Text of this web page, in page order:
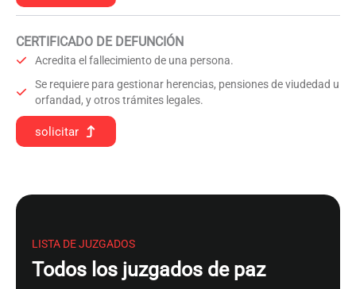
CERTIFICADO DE DEFUNCIÓN
Acredita el fallecimiento de una persona.
Se requiere para gestionar herencias, pensiones de viudedad u
orfandad, y otros trámites legales.
solicitar
LISTA DE JUZGADOS
Todos los juzgados de paz